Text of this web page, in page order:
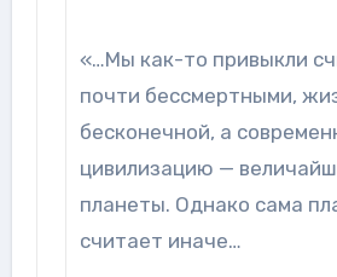
«…Мы как-то привыкли
почти бессмертными,
бесконечной, а
цивилизацию —
планеты. Однако сама
считает иначе…